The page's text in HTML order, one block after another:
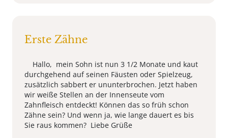
Erste Zähne
Hallo, mein Sohn ist nun 3 1/2 Monate und kaut
durchgehend auf seinen Fäusten oder Spielzeug,
zusätzlich sabbert er ununterbrochen. Jetzt haben
wir weiße Stellen an der Innenseute vom
Zahnfleisch entdeckt! Können das so früh schon
Zähne sein? Und wenn ja, wie lange dauert es bis
Sie raus kommen? Liebe Grüße